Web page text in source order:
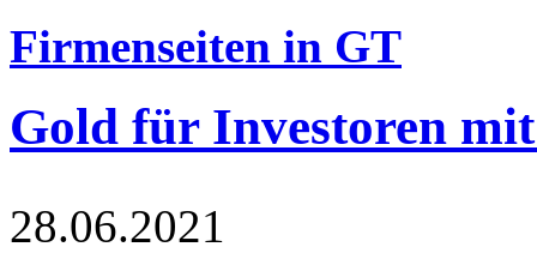
Firmenseiten in GT
Gold für Investoren
28.06.2021